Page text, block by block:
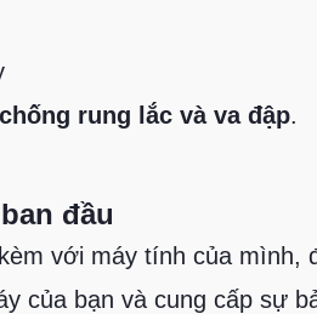
chống rung lắc và va đập.
đầu
với máy tính của mình,
của bạn và cung cấp sự